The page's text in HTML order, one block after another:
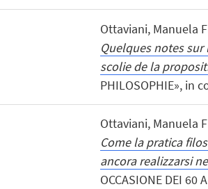
Ottaviani, Manuela
Quelques notes
scolie de la
PHILOSOPHIE», in
Ottaviani, Manuela
Come la pratica
ancora realizzarsi
OCCASIONE DEI 60